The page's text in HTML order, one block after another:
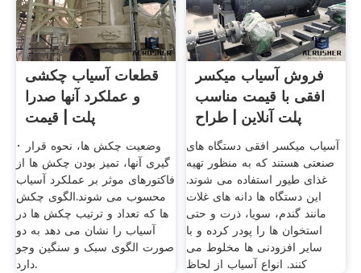
قطعات آسیاب چکشی
و عملکرد آنها صدرا
پلت | قیمت
· وضعیت چکش ها، نحوه قرار
گیری آنها، تمیز بودن چکش ها از
فاکتورهای موثر بر عملکرد آسیاب
محسوب می شوند.الگوی چکش
ها که تعداد و ترتیب چکش ها در
آسیاب را نشان می دهد به دو
صورت الگوی سبک و سنگین وجو
دارد.
فروش آسیاب میکسر
افقی با قیمت مناسب
پلت آنلاین | طراح
آسیاب میکسر افقی دستگاه های
صنعتی هستند که به منظور تهیه
غذای طیور استفاده می شوند.
این دستگاه ها دانه های غلات
مانند گندم، سویا، ذرت و حتی
استخوان ها را پودر کرده و با
سایر افزودنی ها مخلوط می
کنند. انواع آسیاب از لحاظ